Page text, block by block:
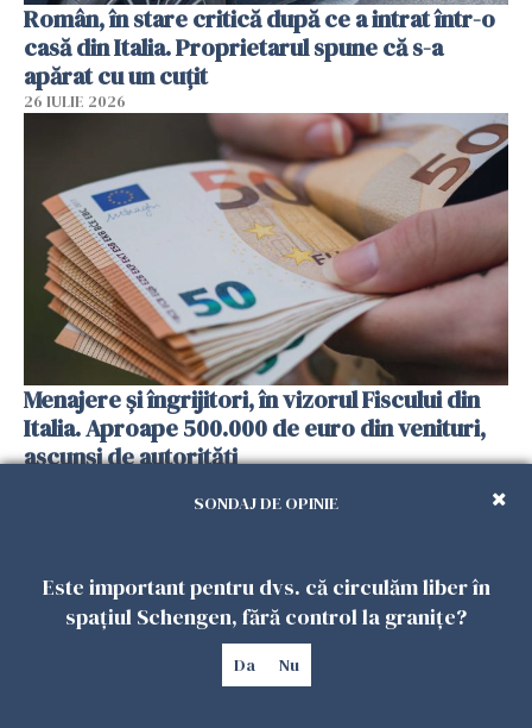
Român, în stare critică după ce a intrat într-o
casă din Italia. Proprietarul spune că s-a
apărat cu un cuțit
26 IULIE 2026
Menajere și îngrijitori, în vizorul Fiscului din
Italia. Aproape 500.000 de euro din venituri,
ascunși de autorități
SONDAJ DE OPINIE
Este important pentru dvs. că circulăm liber în
spațiul Schengen, fără control la granițe?
Da Nu